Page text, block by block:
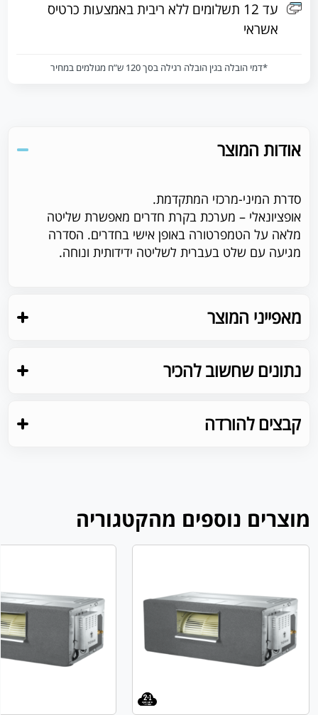
עד 12 תשלומים ללא ריבית באמצעות כרטיס
אשראי
*דמי הובלה בגין הובלה רגילה בסך 120 ש”ח מגולמים במחיר
אודות המוצר
סדרת המיני-מרכזי המתקדמת.
אופציונאלי – מערכת בקרת חדרים מאפשרת שליטה
מלאה על הטמפרטורה באופן אישי בחדרים. הסדרה
מגיעה עם שלט בעברית לשליטה ידידותית ונוחה.
מאפייני המוצר
נתונים שחשוב להכיר
קבצים להורדה
מוצרים נוספים מהקטגוריה